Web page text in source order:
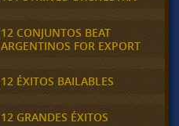
12 CONJUNTOS BEAT
ARGENTINOS FOR EXPORT
12 ÉXITOS BAILABLES
12 GRANDES ÉXITOS